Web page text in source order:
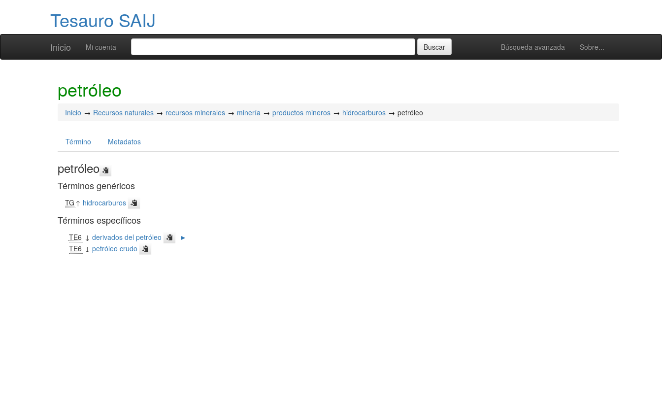
Tesauro SAIJ
Inicio Búsqueda avanzada Sobre...
Mi cuenta
petróleo
Inicio Recursos naturales recursos minerales minería productos mineros hidrocarburos petróleo
Término Metadatos
petróleo
Términos genéricos
TG ↑ hidrocarburos
Términos específicos
TE6 ↓ derivados del petróleo
►
TE6 ↓ petróleo crudo